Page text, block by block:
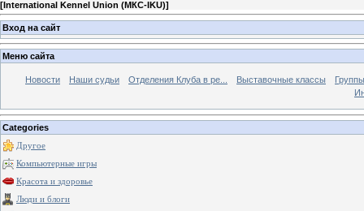
[International Kennel Union (МКС-IKU)]
Вход на сайт
Меню сайта
Новости Наши судьи Отделения Клуба в ре... Выставочные классы
Categories
Другое
Компьютерные игры
Красота и здоровье
Люди и блоги